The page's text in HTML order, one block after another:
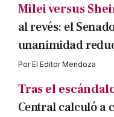
Milei versus
al revés: el
unanimidad
PorEl Editor Mendoza
Tras el
Central calculó a